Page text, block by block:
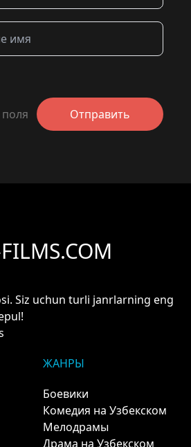
Отправить
Siz uchun turli janrlarning eng
ЖАНРЫ
Боевики
Комедия на Узбекском
Мелодрамы
Драма на Узбекском